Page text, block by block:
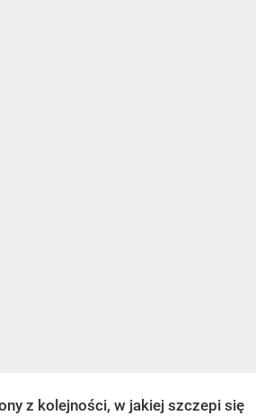
z kolejności, w jakiej szczepi się